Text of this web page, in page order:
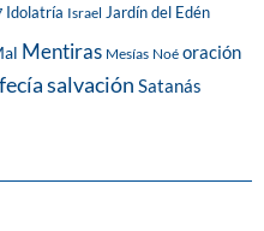
Idolatría Israel Jardín del Edén
Mentiras Mesías Noé oración
salvación Satanás